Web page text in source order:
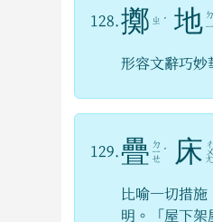
128. 擲 ㄓ ˊ 地 ㄉ
ㄧ
形容文辭巧妙
129. 疊 ㄉ
ㄧ
ㄝ
ˊ 床 ㄔ
ㄨ
ㄤ
比喻一切措
明。「屋下架